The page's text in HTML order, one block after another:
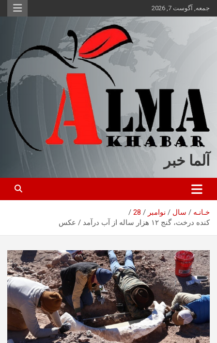
محتوا
جمعه, آگوست 7, 2026
آلما خبر
خـانـه سال نوامبر
28
کنده درخت، گنج ۱۲ هزار ساله از آب درآمد / عکس